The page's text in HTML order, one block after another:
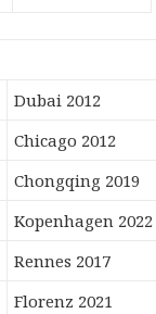
Dubai 2012
Chicago 2012
Chongqing 2019
Kopenhagen 2022
Rennes 2017
Florenz 2021